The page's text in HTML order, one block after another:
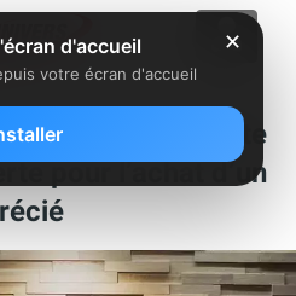
: une enceinte
pour l’achat d’un
✕
d'accueil
votre écran d'accueil